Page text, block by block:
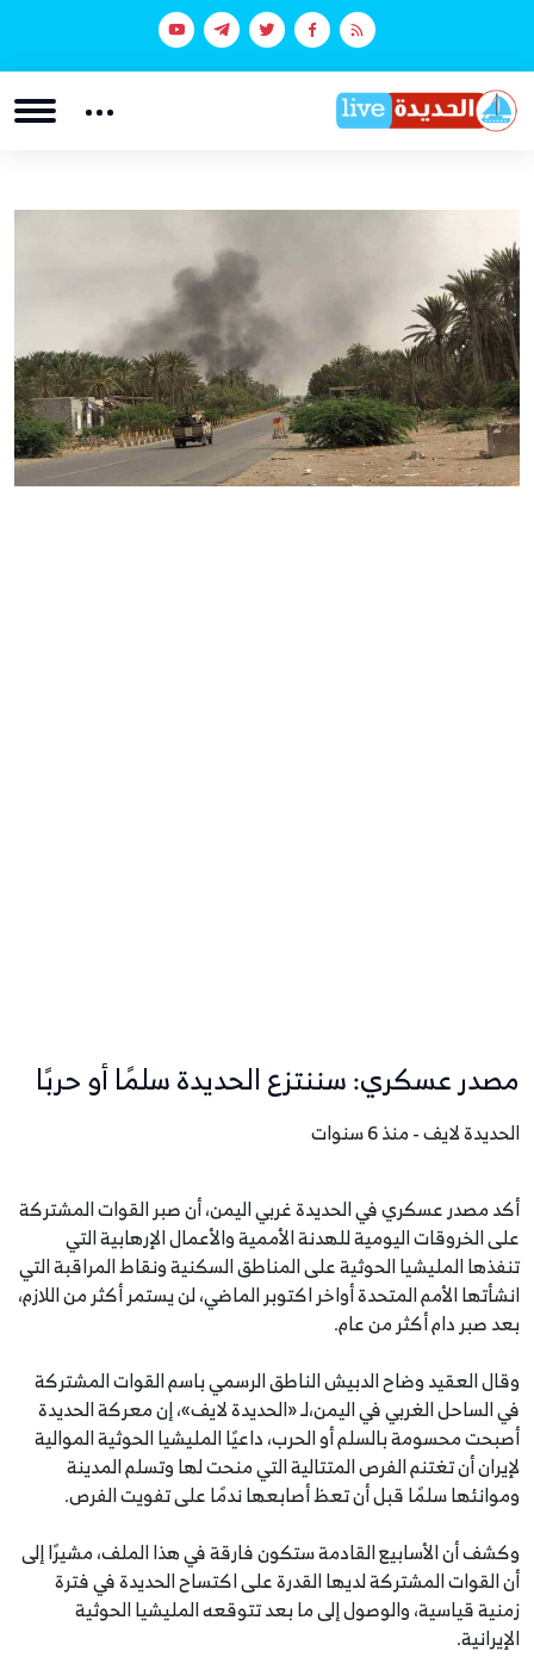
مصدر عسكري: سننتزع الحديدة سلمًا أو حربًا
الحديدة لايف - منذ 6 سنوات
أكد مصدر عسكري في الحديدة غربي اليمن، أن صبر القوات المشتركة
على الخروقات اليومية للهدنة الأممية والأعمال الإرهابية التي
تنفذها المليشيا الحوثية على المناطق السكنية ونقاط المراقبة التي
انشأتها الأمم المتحدة أواخر اكتوبر الماضي، لن يستمر أكثر من اللازم،
بعد صبر دام أكثر من عام.
وقال العقيد وضاح الدبيش الناطق الرسمي باسم القوات المشتركة
في الساحل الغربي في اليمن،لـ «الحديدة لايف»، إن معركة الحديدة
أصبحت محسومة بالسلم أو الحرب، داعيًا المليشيا الحوثية الموالية
لإيران أن تغتنم الفرص المتتالية التي منحت لها وتسلم المدينة
وموانئها سلمًا قبل أن تعظ أصابعها ندمًا على تفويت الفرص.
وكشف أن الأسابيع القادمة ستكون فارقة في هذا الملف، مشيرًا إلى
أن القوات المشتركة لديها القدرة على اكتساح الحديدة في فترة
زمنية قياسية، والوصول إلى ما بعد تتوقعه المليشيا الحوثية
الإيرانية.